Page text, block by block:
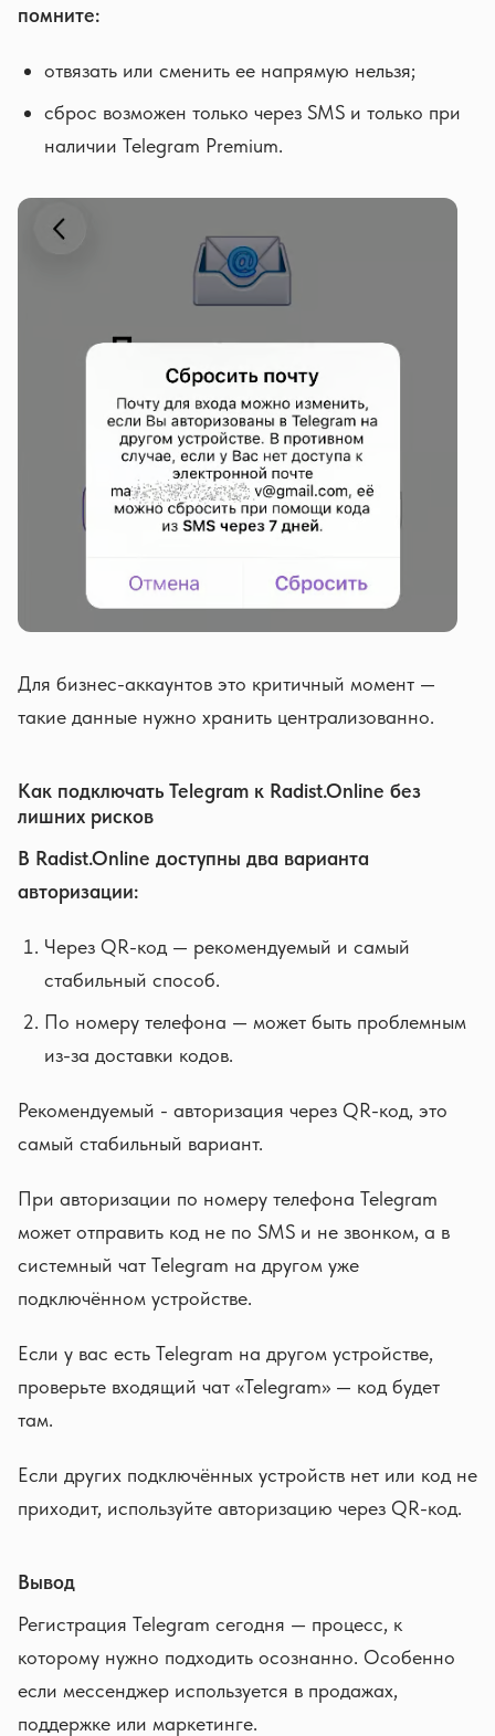
помните:
отвязать или сменить ее напрямую нельзя;
сброс возможен только через SMS и только при
наличии Telegram Premium.
Для бизнес-аккаунтов это критичный момент —
такие данные нужно хранить централизованно.
Как подключать Telegram к Radist.Online без
лишних рисков
В Radist.Online доступны два варианта
авторизации:
Через QR-код — рекомендуемый и самый
стабильный способ.
По номеру телефона — может быть проблемным
из-за доставки кодов.
Рекомендуемый - авторизация через QR-код, это
самый стабильный вариант.
При авторизации по номеру телефона Telegram
может отправить код не по SMS и не звонком, а в
системный чат Telegram на другом уже
подключённом устройстве.
Если у вас есть Telegram на другом устройстве,
проверьте входящий чат «Telegram» — код будет
там.
Если других подключённых устройств нет или код не
приходит, используйте авторизацию через QR-код.
Вывод
Регистрация Telegram сегодня — процесс, к
которому нужно подходить осознанно. Особенно
если мессенджер используется в продажах,
поддержке или маркетинге.